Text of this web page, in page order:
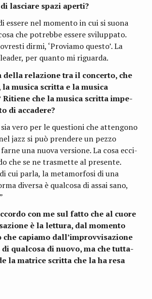
lasciare spazi aperti?
essere nel momento in cui si suona
che potrebbe essere svi­lup­pato.
dirmi, ‘Pro­viamo que­sto’. La
per quanto mi riguarda.
della rela­zione tra il con­certo, che
la musica scritta e la musica
Ritiene che la musica scritta impe­
di accadere?
sia vero per le que­stioni che atten­gono
jazz si può pren­dere un pezzo
una nuova ver­sione. La cosa ecci­
che se ne tra­smette al pre­sente.
cui parla, la meta­mor­fosi di una
diversa è qual­cosa di assai sano,
con me sul fatto che al cuore
è la let­tura, dal momento
che capiamo dall’improvvisazione
di qual­cosa di nuovo, ma che tut­ta­
la matrice scritta che la ha resa